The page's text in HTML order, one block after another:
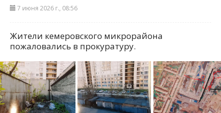
7 июня 2026 г., 08:56
Жители кемеровского микрорайона
пожаловались в прокуратуру.